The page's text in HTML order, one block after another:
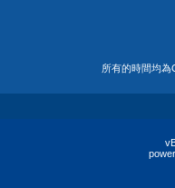
所有的時間均為